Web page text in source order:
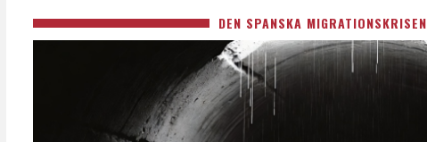
DEN SPANSKA MIGRATIONSKRISEN